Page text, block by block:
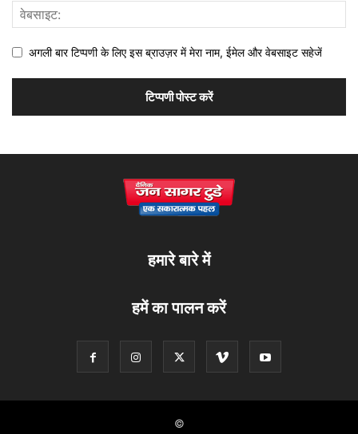
अगली बार टिप्पणी के लिए इस ब्राउज़र में मेरा नाम, ईमेल और वेबसाइट सहेजें
हमारे बारे में
हमें का पालन करें
©